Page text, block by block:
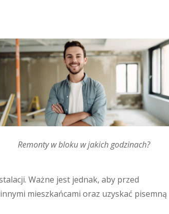
Remonty w bloku w jakich godzinach?
Ważne jest jednak, aby przed
mieszkańcami oraz uzyskać pisemną